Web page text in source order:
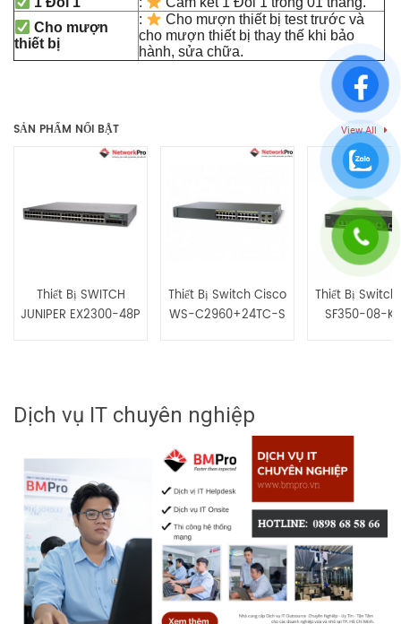
Cho mượn
thiết bị
:
Cho mượn thiết bị test trước và
cho mượn thiết bị thay thế khi bảo
hành, sửa chữa.
switch 24 port sfp ,
switch ruijie,
switch ruijie 24 port
Hãy là người đầu tiên nhận xét “Switch Ruijie RG-CS85-
24SFP/8GT8XS-D | 24 Cổng SFP Gigabit, 08 Cổng Combo 10G”
SẢN PHẨM NỔI BẬT View All
Thiết Bị SWITCH
JUNIPER EX2300-48P
Thiết Bị Switch Cisco
WS-C2960+24TC-S
Thiết Bị
SF350-08-
Dịch vụ IT chuyên nghiệp